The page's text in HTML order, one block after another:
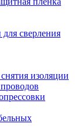
сверления
изоляции